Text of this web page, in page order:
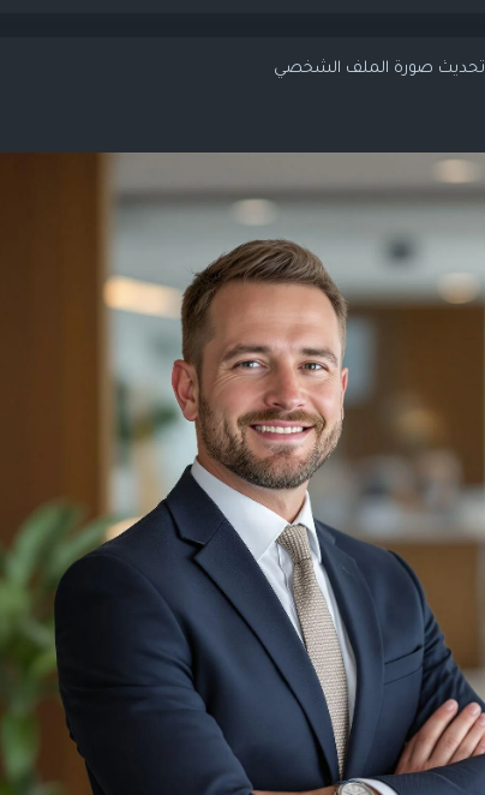
تحديث صورة الملف الشخصي